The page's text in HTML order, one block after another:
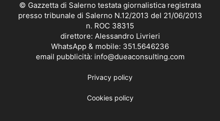
© Gazzetta di Salerno testata giornalistica registrata
presso tribunale di Salerno N.12/2013 del 21/06/2013
n. ROC 38315
direttore: Alessandro Livrieri
WhatsApp & mobile: 351.5646236
email pubblicità: info@dueaconsulting.com
Privacy policy
Cookies policy